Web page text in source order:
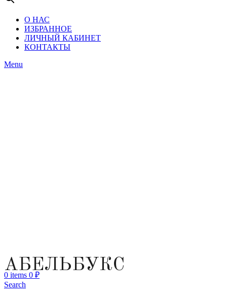
О НАС
ИЗБРАННОЕ
ЛИЧНЫЙ КАБИНЕТ
КОНТАКТЫ
Menu
АБЕЛЬБУКС
0 items 0 ₽
Search